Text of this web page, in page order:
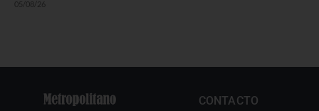
05/08/26
CONTACTO